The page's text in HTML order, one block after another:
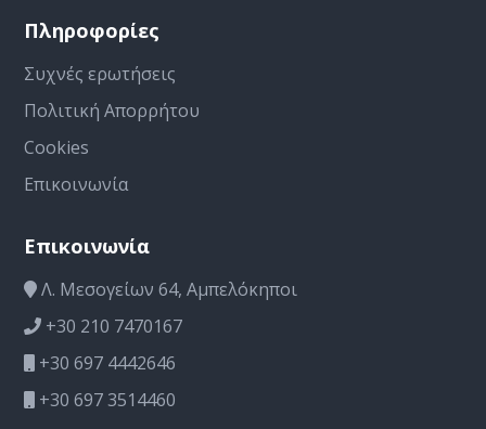
Πληροφορίες
Συχνές ερωτήσεις
Πολιτική Απορρήτου
Cookies
Επικοινωνία
Επικοινωνία
Λ. Μεσογείων 64, Αμπελόκηποι
+30 210 7470167
+30 697 4442646
+30 697 3514460